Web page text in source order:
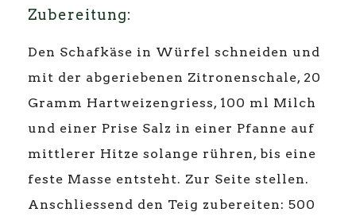
Zubereitung:
Den Schafkäse in Würfel schneiden und
mit der abgeriebenen Zitronenschale, 20
Gramm Hartweizengriess, 100 ml Milch
und einer Prise Salz in einer Pfanne auf
mittlerer Hitze solange rühren, bis eine
feste Masse entsteht. Zur Seite stellen.
Anschliessend den Teig zubereiten: 500